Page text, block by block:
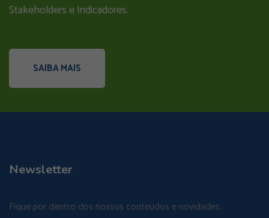
Stakeholders e Indicadores.
SAIBA MAIS
Newsletter
Fique por dentro dos nossos conteúdos e novidades.